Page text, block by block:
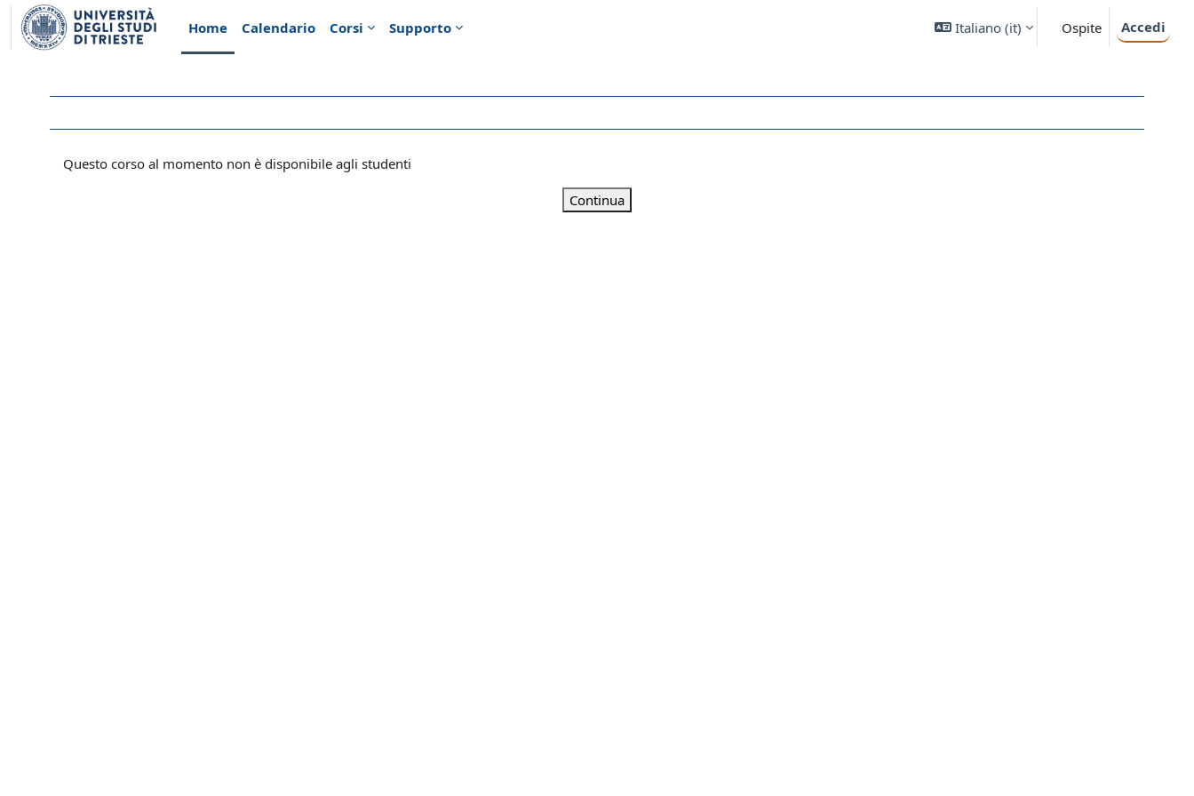
Vai al contenuto principale
Home
Calendario Corsi Supporto Italiano ‎(it)‎ Ospite Accedi
Questo corso al momento non è disponibile agli studenti
Continua